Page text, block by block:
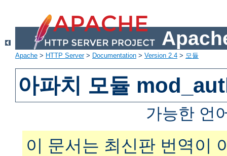
Apache > HTTP Server> Documentation > Version 2.4 > 모듈
아파치 모듈
가능한 언
이 문서는 최신판 번역이